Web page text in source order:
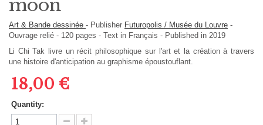
moon
Art & Bande dessinée - Publisher Futuropolis / Musée du Louvre -
Ouvrage relié - 120 pages - Text in Français - Published in 2019
Li Chi Tak livre un récit philosophique sur l'art et la création à travers
une histoire d'anticipation au graphisme époustouflant.
18,00 €
Quantity: